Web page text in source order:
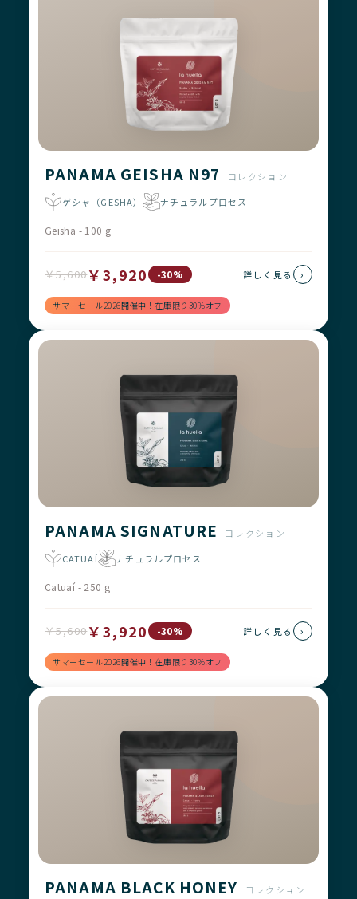
PANAMA GEISHA N97
コレクション
ゲシャ（GESHA）
ナチュラルプロセス
Geisha - 100 g
￥5,600￥3,920 -30%
サマーセール2026開催中！在庫限り30%オフ
詳しく見る ›
PANAMA SIGNATURE
コレクション
CATUAÍ
ナチュラルプロセス
Catuaí - 250 g
￥5,600￥3,920 -30%
サマーセール2026開催中！在庫限り30%オフ
詳しく見る ›
PANAMA BLACK HONEY
コレクション